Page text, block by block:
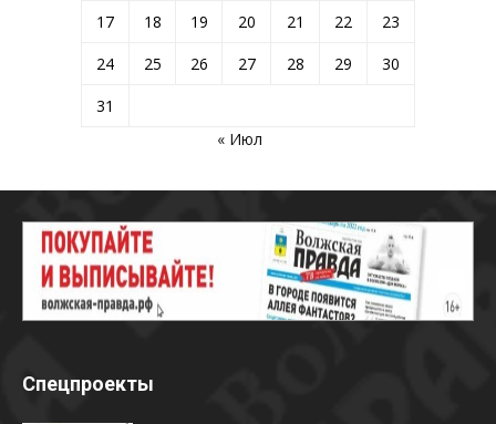
17
18 19 20 21 22
23
24
25 26 27 28 29
30
31
« Июл
Спецпроекты